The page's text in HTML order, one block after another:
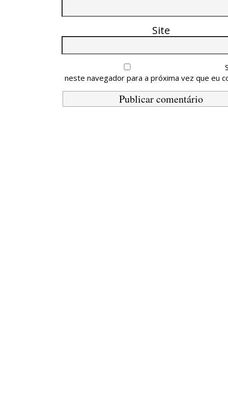
Site
neste navegador para a próxima vez que eu